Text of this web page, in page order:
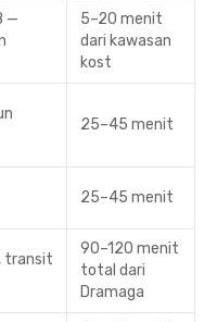
—
5–20 menit
dari kawasan
kost
25–45 menit
25–45 menit
transit
90–120 menit
total dari
Dramaga